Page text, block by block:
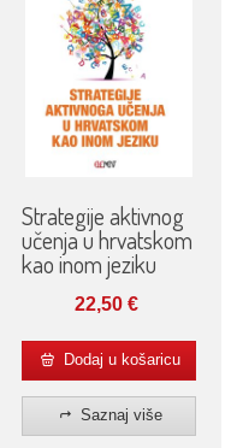
Strategije aktivnog
učenja u hrvatskom
kao inom jeziku
22,50€
Dodaj u košaricu
Saznaj više